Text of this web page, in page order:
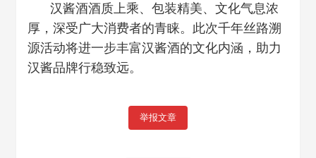
汉酱酒酒质上乘、包装精美、文化气息浓
厚，深受广大消费者的青睐。此次千年丝路溯
源活动将进一步丰富汉酱酒的文化内涵，助力
汉酱品牌行稳致远。
举报文章